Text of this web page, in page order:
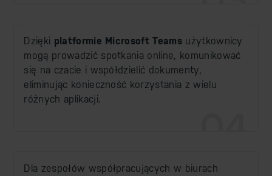
Dzięki platformie Microsoft Teamsużytkownicy
mogą prowadzić spotkania online, komunikować
się na czacie i współdzielić dokumenty,
eliminując konieczność korzystania z wielu
różnych aplikacji.
Dla zespołów współpracujących w biurach